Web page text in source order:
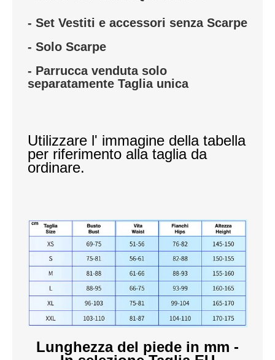
ABBIGLIAMENTO SPORTIVO
CAFTANI
CAMICIE
COSTUMI E COPRICOSTUMI
SCARPE
TAGLIE FORTI
TOP
TUTE PANTALONI
VESTITI
- Set Vestiti e accessori senza Scarpe
- Solo Scarpe
- Parrucca venduta solo
separatamente Taglia unica
Utilizzare l' immagine della tabella
per riferimento alla taglia da
ordinare.
Lunghezza del piede in mm -